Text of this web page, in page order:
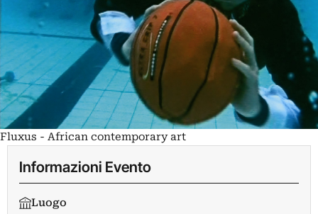
Fluxus - African contemporary art
Informazioni Evento
Luogo